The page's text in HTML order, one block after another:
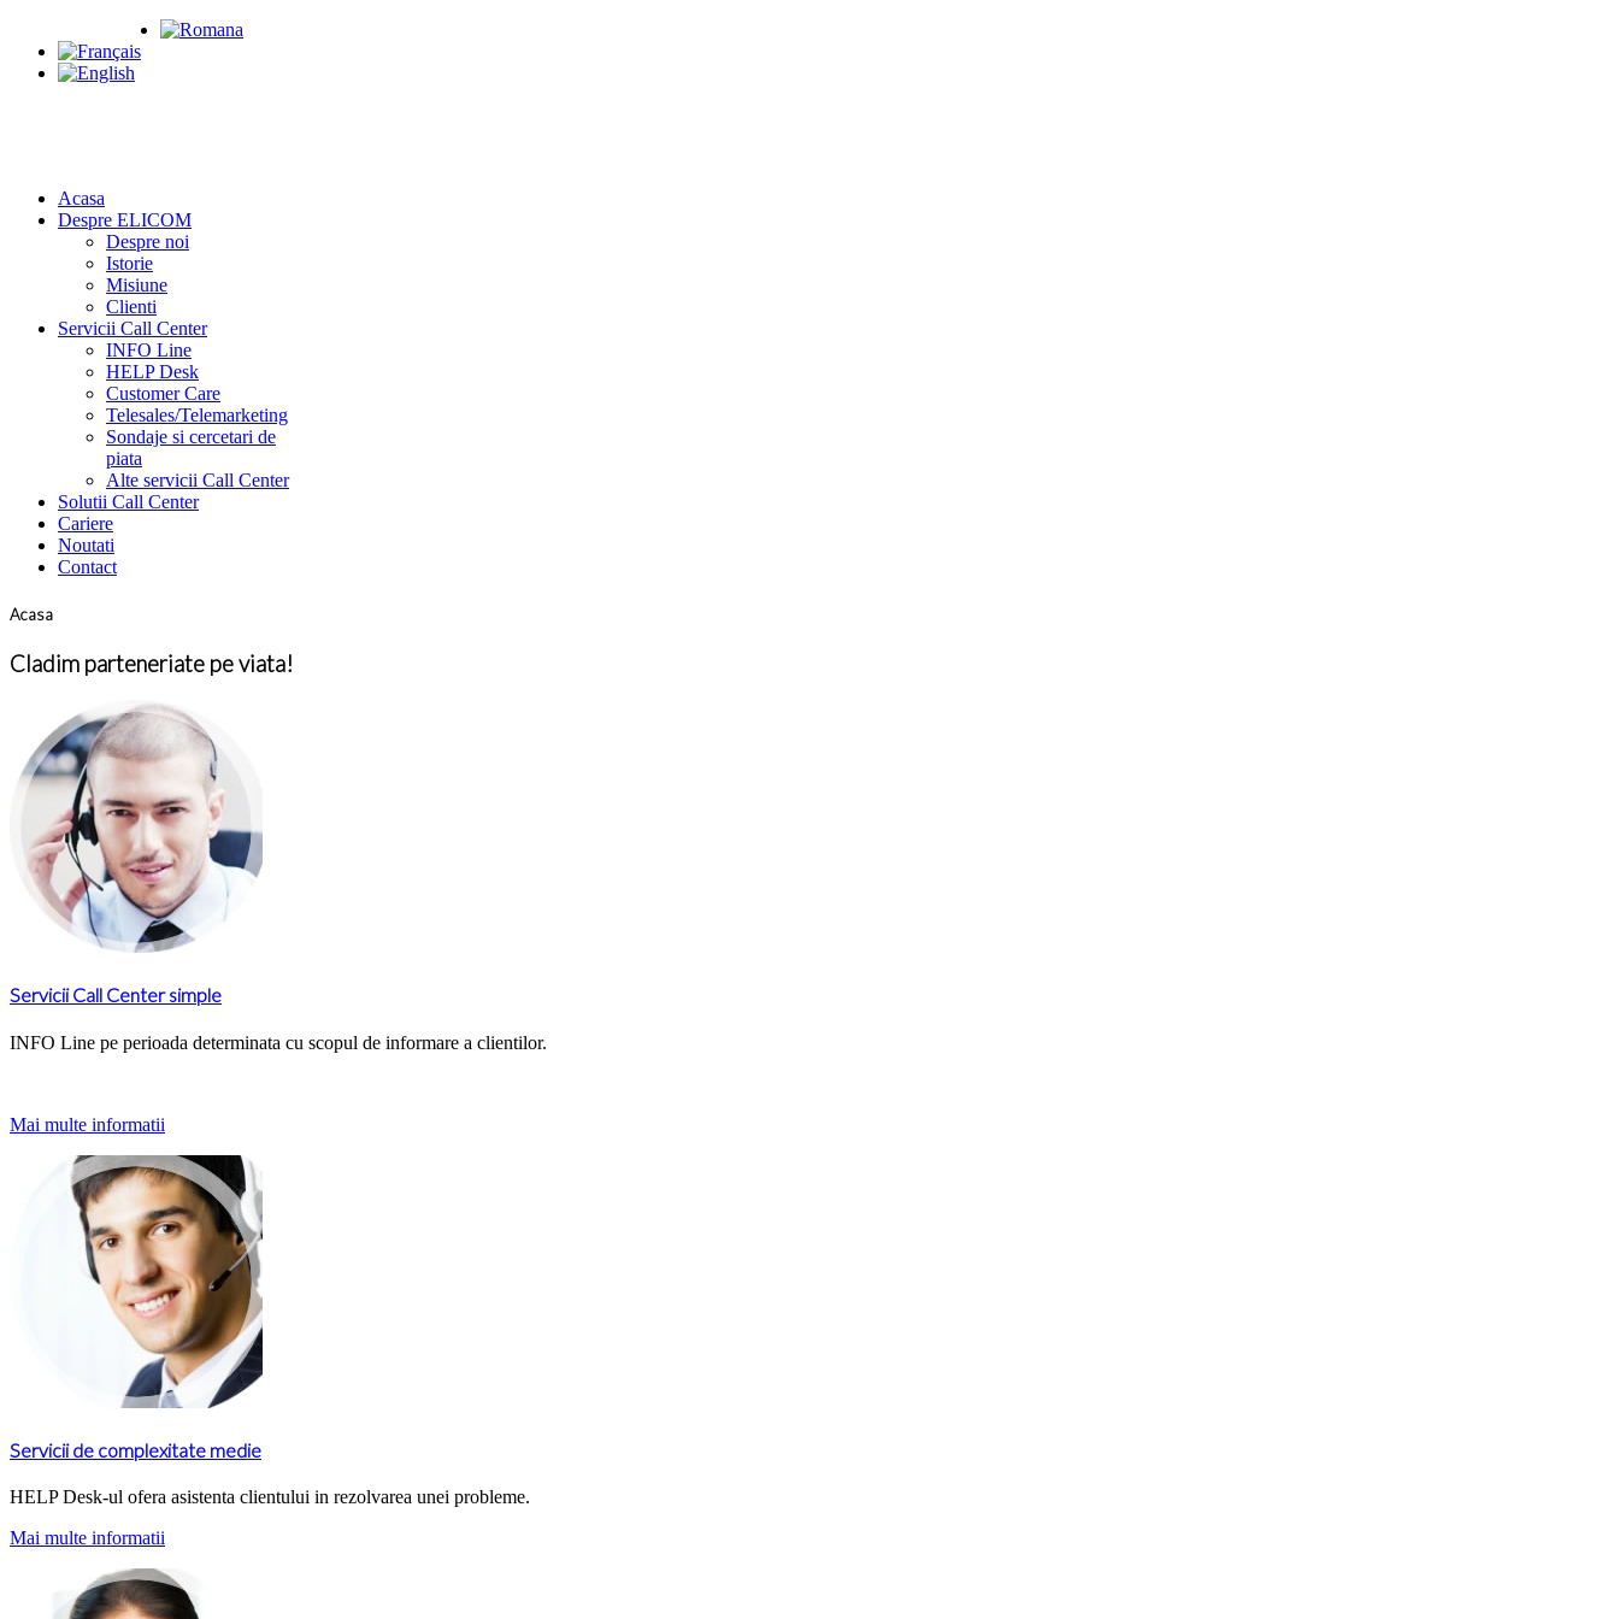
+4 021.232.12.14
Acasa
Despre ELICOM
Despre noi
Istorie
Misiune
Clienti
Servicii Call Center
INFO Line
HELP Desk
Customer Care
Telesales/Telemarketing
Sondaje si cercetari de
piata
Alte servicii Call Center
Solutii Call Center
Cariere
Noutati
Contact
Acasa
Cladim parteneriate pe viata!
Servicii Call Center simple
INFO Line pe perioada determinata cu scopul de informare a clientilor.
Mai multe informatii
Servicii de complexitate medie
HELP Desk-ul ofera asistenta clientului in rezolvarea unei probleme.
Mai multe informatii